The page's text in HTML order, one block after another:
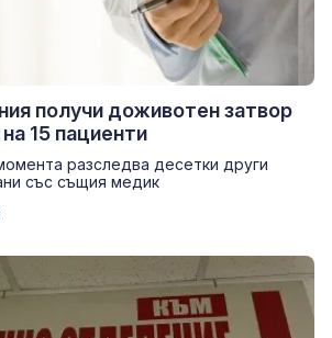
получи доживотен затвор
15 пациенти
разследва десетки други
със същия медик